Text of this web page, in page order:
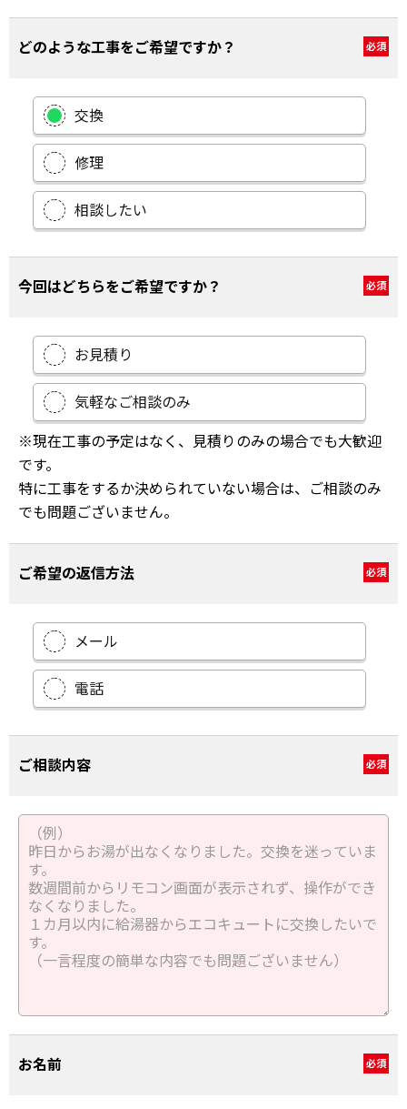
どのような工事をご希望ですか？ 必須
交換
修理
相談したい
今回はどちらをご希望ですか？ 必須
お見積り
気軽なご相談のみ
※現在工事の予定はなく、見積りのみの場合でも大歓迎
です。
特に工事をするか決められていない場合は、ご相談のみ
でも問題ございません。
ご希望の返信方法 必須
メール
電話
ご相談内容 必須
お名前 必須